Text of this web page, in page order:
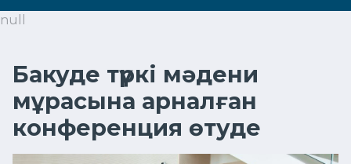
null
Бакуде түркі мәдени
мұрасына арналған
конференция өтуде